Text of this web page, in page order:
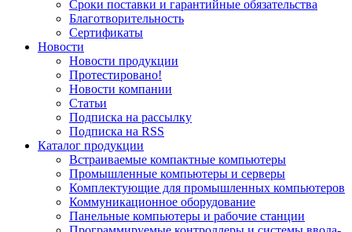
Сроки поставки и гарантийные обязательства
Благотворительность
Сертификаты
Новости
Новости продукции
Протестировано!
Новости компании
Статьи
Подписка на рассылку
Подписка на RSS
Каталог продукции
Встраиваемые компактные компьютеры
Промышленные компьютеры и серверы
Комплектующие для промышленных компьютеров
Коммуникационное оборудование
Панельные компьютеры и рабочие станции